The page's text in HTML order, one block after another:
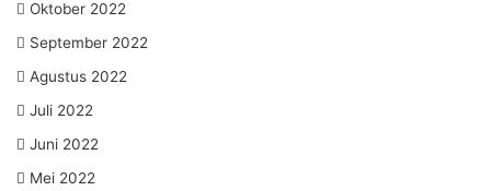
Oktober 2022
September 2022
Agustus 2022
Juli 2022
Juni 2022
Mei 2022